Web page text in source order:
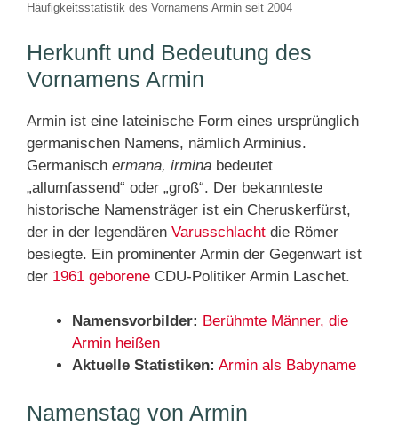
Häufigkeitsstatistik des Vornamens Armin seit 2004
Herkunft und Bedeutung des
Vornamens Armin
Armin ist eine lateinische Form eines ursprünglich
germanischen Namens, nämlich Arminius.
Germanisch ermana, irmina bedeutet
„allumfassend“ oder „groß“. Der bekannteste
historische Namensträger ist ein Cheruskerfürst,
der in der legendären Varusschlacht die Römer
besiegte. Ein prominenter Armin der Gegenwart ist
der 1961 geborene CDU-Politiker Armin Laschet.
Namensvorbilder: Berühmte Männer, die
Armin heißen
Aktuelle Statistiken: Armin als Babyname
Namenstag von Armin